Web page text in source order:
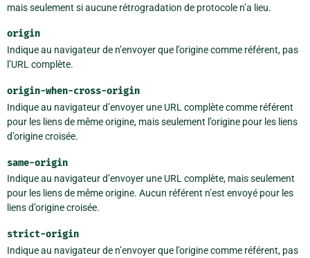
mais seulement si aucune rétrogradation de protocole n’a lieu.
origin
Indique au navigateur de n’envoyer que l’origine comme référent, pas
l’URL complète.
origin-when-cross-origin
Indique au navigateur d’envoyer une URL complète comme référent
pour les liens de même origine, mais seulement l’origine pour les liens
d’origine croisée.
same-origin
Indique au navigateur d’envoyer une URL complète, mais seulement
pour les liens de même origine. Aucun référent n’est envoyé pour les
liens d’origine croisée.
strict-origin
Indique au navigateur de n’envoyer que l’origine comme référent, pas